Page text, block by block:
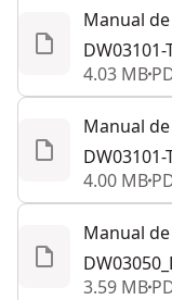
Manual
DW03101-
4.03 MB
Manual
DW03101-
4.00 MB
Manual
3.59 MB